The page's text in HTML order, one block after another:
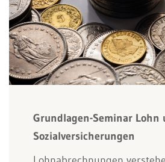
Grundlagen-Seminar Lohn
Sozialversicherungen